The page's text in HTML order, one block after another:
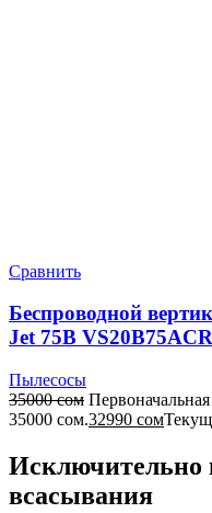
Сравнить
Беспроводной
Jet 75B
Пылесосы
35000сом
35000 сом.32990 сом
Исключительно
всасывания